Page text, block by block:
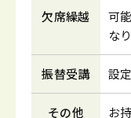
欠席繰越
可
な
振替受講 設
その他 お